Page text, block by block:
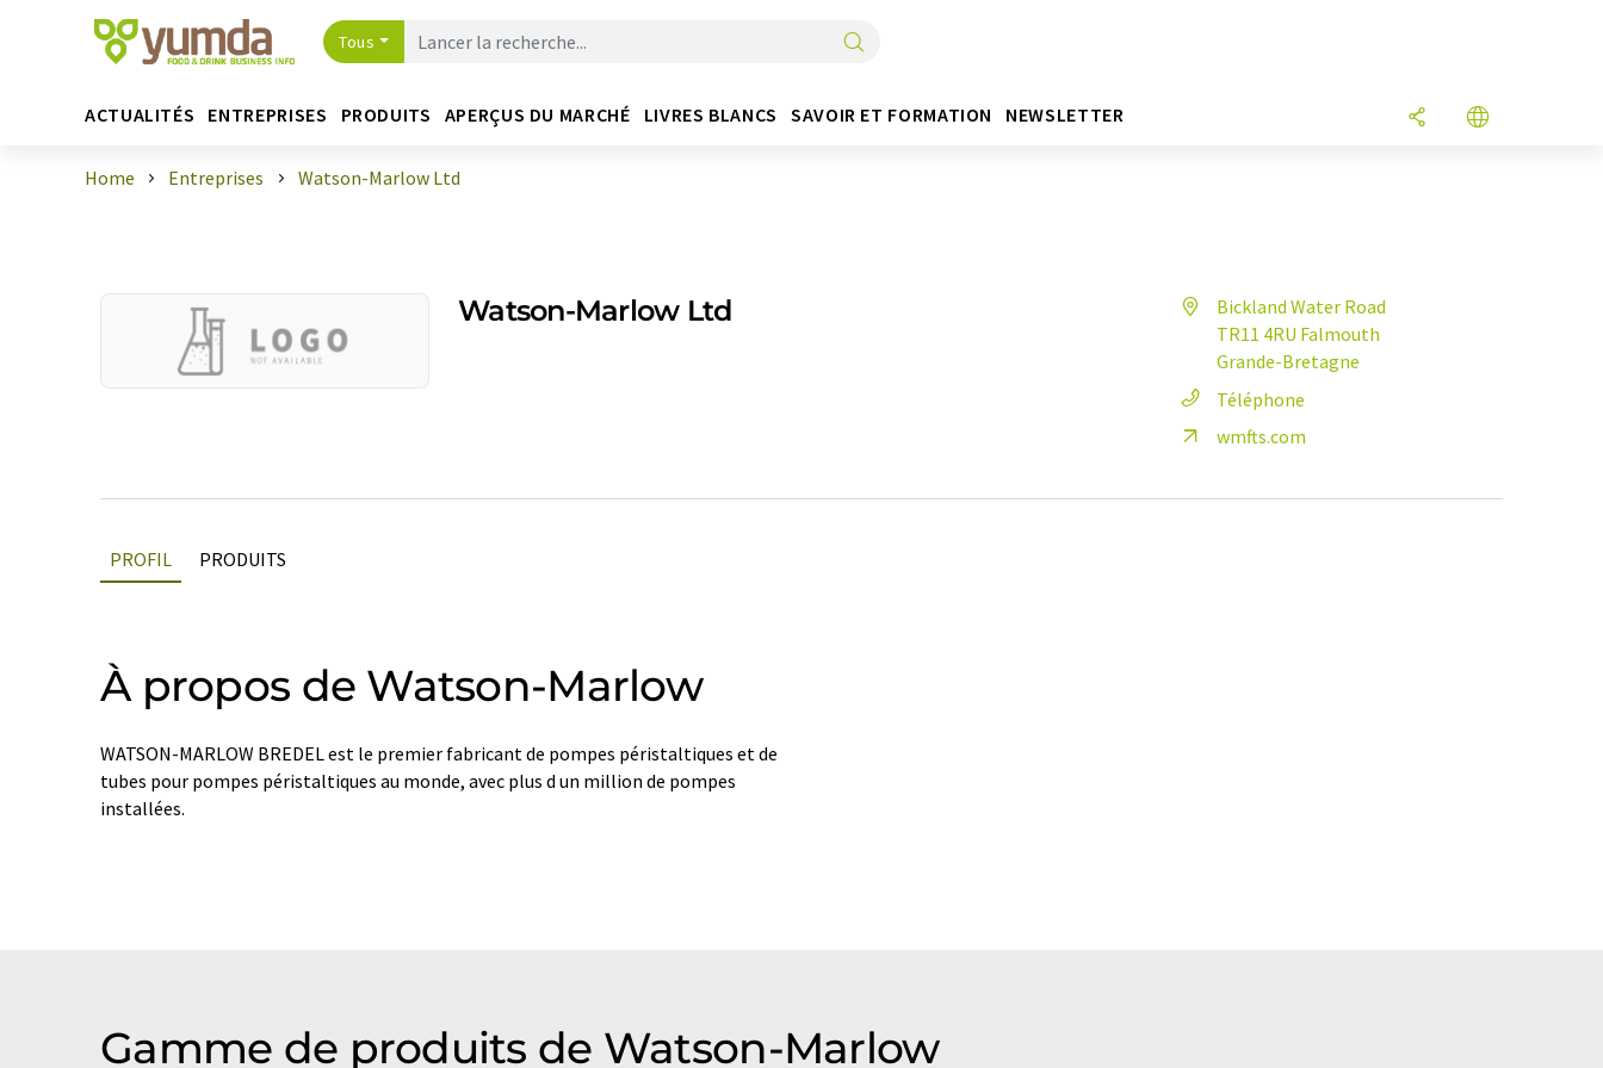
Tous
ACTUALITÉS ENTREPRISES PRODUITS APERÇUS DU MARCHÉ LIVRES BLANCS SAVOIR ET FORMATION NEWSLETTER
Home Entreprises Watson-Marlow Ltd
Watson-Marlow Ltd
Bickland Water Road
TR11 4RU Falmouth
Grande-Bretagne
Téléphone
wmfts.com
PROFIL PRODUITS
À propos de Watson-Marlow
WATSON-MARLOW BREDEL est le premier fabricant de pompes péristaltiques et de
tubes pour pompes péristaltiques au monde, avec plus d un million de pompes
installées.
Gamme de produits de Watson-Marlow